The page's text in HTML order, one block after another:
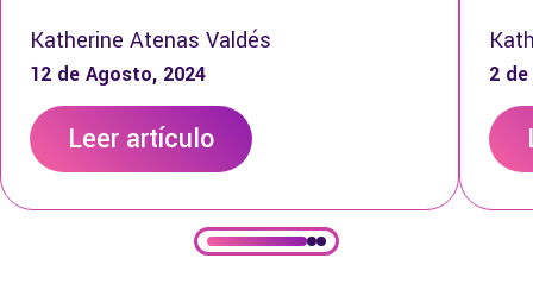
Katherine Atenas Valdés
12 de Agosto, 2024
Leer artículo
2